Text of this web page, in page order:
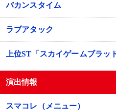
バカンスタイム
ラブアタック
上位ST「スカイゲームブラッ
演出情報
スマコレ（メニュー）